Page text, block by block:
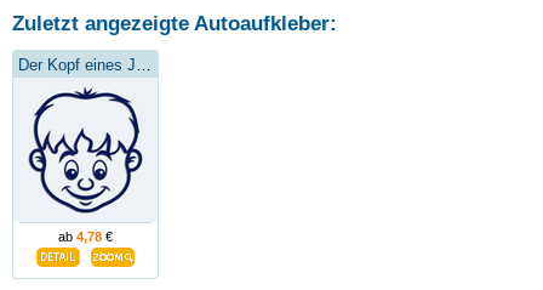
Zuletzt angezeigte Autoaufkleber:
ab 4,78 €